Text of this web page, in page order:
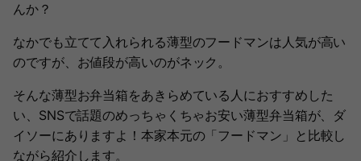
んか？
なかでも立てて入れられる薄型のフードマンは人気が高い
のですが、お値段が高いのがネック。
そんな薄型お弁当箱をあきらめている人におすすめした
い、SNSで話題のめっちゃくちゃお安い薄型弁当箱が、ダ
イソーにありますよ！本家本元の「フードマン」と比較し
ながら紹介します。